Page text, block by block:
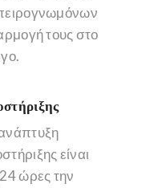
τους στο
είναι
ώρες την